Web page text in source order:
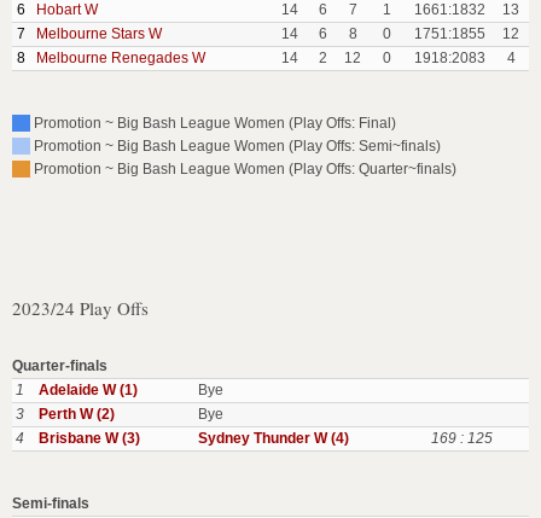
6
Hobart W 14 6 7 1 1661:1832
13
7
Melbourne Stars W 14 6 8 0 1751:1855
12
8
Melbourne Renegades W 14 2 12 0 1918:2083 4
Promotion ~ Big Bash League Women (Play Offs: Final)
Promotion ~ Big Bash League Women (Play Offs: Semi~finals)
Promotion ~ Big Bash League Women (Play Offs: Quarter~finals)
2023/24 Play Offs
Quarter-finals
1
Adelaide W (1)
Bye
3
Perth W (2)
Bye
4
Brisbane W (3) Sydney Thunder W (4) 169 : 125
Semi-finals